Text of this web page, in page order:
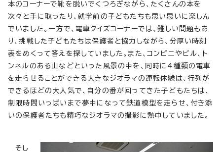
本のコーナーで靴を脱いでくつろぎながら、たくさんの本を
次々と手に取ったり、就学前の子どもたちも思い思いに楽しん
でいました。一方で、電車クイズコーナーでは、難しい問題もあ
り、挑戦した子どもたちは保護者と協力しながら、分厚い時刻
表をめくって答えを探していました。また、コンビニやビル、ト
ンネルのある山などといった風景の中を、同時に4種類の電車
を走らせることができる大きなジオラマの運転体験は、行列が
できるほどの大人気で、自分の番が回ってきた子どもたちは、
制限時間いっぱいまで夢中になって鉄道模型を走らせ、付き添
いの保護者たちも精巧なジオラマの撮影に熱中していました。
そし